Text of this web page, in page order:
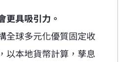
更具吸引力。
全球多元化優質固定收
以本地貨幣計算，孳息